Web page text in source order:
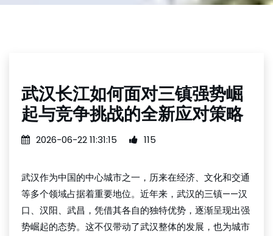
武汉长江如何面对三镇强势崛
起与竞争挑战的全新应对策略
2026-06-22 11:31:15 115
武汉作为中国的中心城市之一，历来在经济、文化和交通
等多个领域占据着重要地位。近年来，武汉的三镇——汉
口、汉阳、武昌，凭借其各自的独特优势，逐渐呈现出强
势崛起的态势。这不仅带动了武汉整体的发展，也为城市